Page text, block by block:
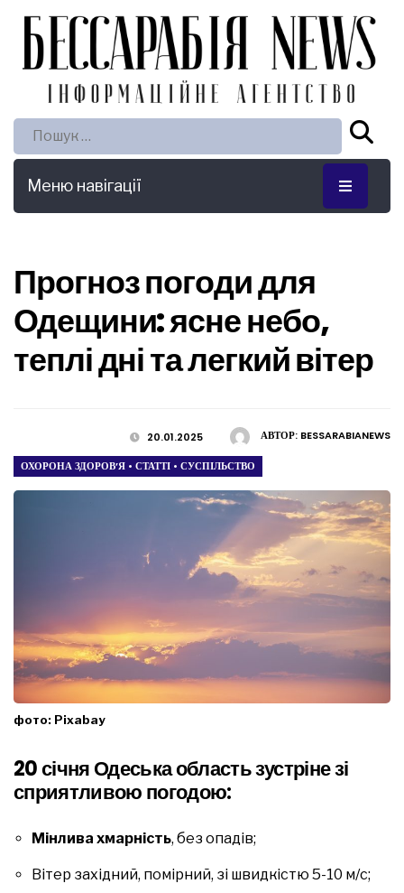
Пошук:
Меню навігації
Прогноз погоди для
Одещини: ясне небо,
теплі дні та легкий вітер
АВТОР: BESSARABIANEWS
20.01.2025
ОХОРОНА ЗДОРОВ’Я • СТАТТІ • СУСПІЛЬСТВО
фото: Pixabay
20 січня Одеська область зустріне зі
сприятливою погодою:
Мінлива хмарність, без опадів;
Вітер західний, помірний, зі швидкістю 5-10 м/с;